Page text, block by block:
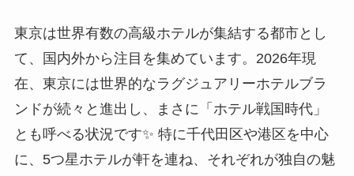
東京は世界有数の高級ホテルが集結する都市とし
て、国内外から注目を集めています。2026年現
在、東京には世界的なラグジュアリーホテルブラ
ンドが続々と進出し、まさに「ホテル戦国時代」
とも呼べる状況です✨ 特に千代田区や港区を中心
に、5つ星ホテルが軒を連ね、それぞれが独自の魅